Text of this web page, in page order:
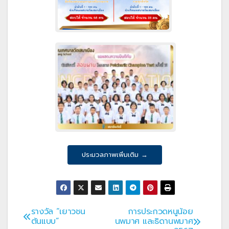
ประมวลภาพเพิ่มเติม →
แนะแนว
การประกวดหนูน้อย
นพมาศ และธิดานพมาศ
รางวัล “เยาวชน
ต้นแบบ”